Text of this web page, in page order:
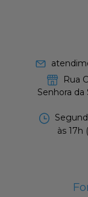
Rua
Senhora da
às